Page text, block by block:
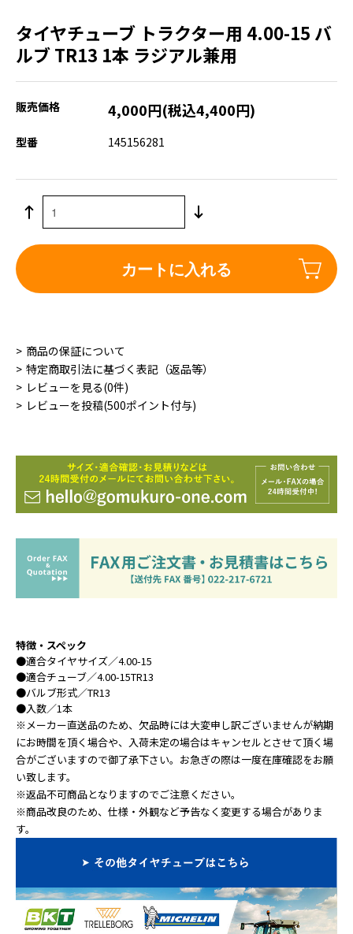
タイヤチューブ トラクター用 4.00-15 バ
ルブ TR13 1本 ラジアル兼用
販売価格 4,000円(税込4,400円)
型番 145156281
カートに入れる
商品の保証について
特定商取引法に基づく表記（返品等）
レビューを見る(0件)
レビューを投稿(500ポイント付与)
特徴・スペック
●適合タイヤサイズ／4.00-15
●適合チューブ／4.00-15TR13
●バルブ形式／TR13
●入数／1本
※メーカー直送品のため、欠品時には大変申し訳ございませんが納期
にお時間を頂く場合や、入荷未定の場合はキャンセルとさせて頂く場
合がございますので御了承下さい。お急ぎの際は一度在庫確認をお願
い致します。
※返品不可商品となりますのでご注意ください。
※商品改良のため、仕様・外観など予告なく変更する場合がありま
す。